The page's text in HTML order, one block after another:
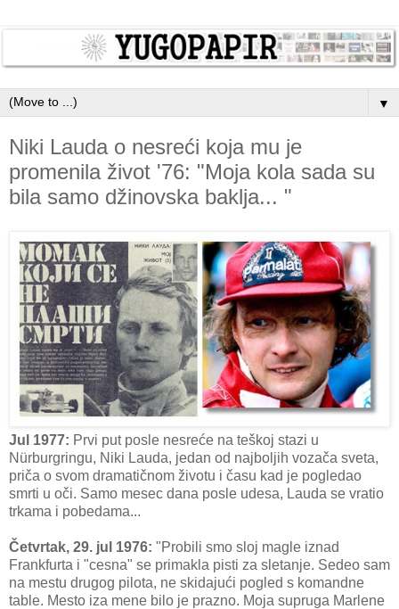
▼
Niki Lauda o nesreći koja mu je
promenila život '76: "Moja kola sada su
bila samo džinovska baklja... "
Jul 1977: Prvi put posle nesreće na teškoj stazi u
Nürburgringu, Niki Lauda, jedan od najboljih vozača sveta,
priča o svom dramatičnom životu i času kad je pogledao
smrti u oči. Samo mesec dana posle udesa, Lauda se vratio
trkama i pobedama...
Četvrtak, 29. jul 1976: "Probili smo sloj magle iznad
Frankfurta i "cesna" se primakla pisti za sletanje. Sedeo sam
na mestu drugog pilota, ne skidajući pogled s komandne
table. Mesto iza mene bilo je prazno. Moja supruga Marlene